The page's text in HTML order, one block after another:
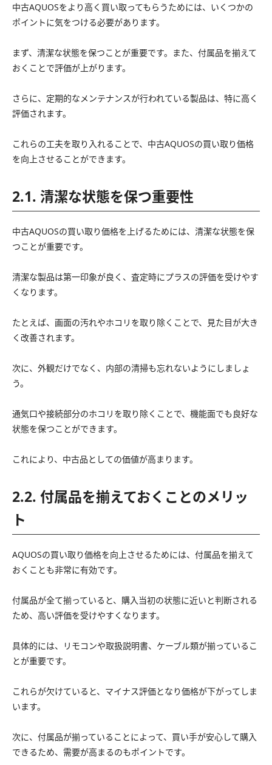
中古AQUOSをより高く買い取ってもらうためには、いくつかの
ポイントに気をつける必要があります。
まず、清潔な状態を保つことが重要です。また、付属品を揃えて
おくことで評価が上がります。
さらに、定期的なメンテナンスが行われている製品は、特に高く
評価されます。
これらの工夫を取り入れることで、中古AQUOSの買い取り価格
を向上させることができます。
2.1. 清潔な状態を保つ重要性
中古AQUOSの買い取り価格を上げるためには、清潔な状態を保
つことが重要です。
清潔な製品は第一印象が良く、査定時にプラスの評価を受けやす
くなります。
たとえば、画面の汚れやホコリを取り除くことで、見た目が大き
く改善されます。
次に、外観だけでなく、内部の清掃も忘れないようにしましょ
う。
通気口や接続部分のホコリを取り除くことで、機能面でも良好な
状態を保つことができます。
これにより、中古品としての価値が高まります。
2.2. 付属品を揃えておくことのメリッ
ト
AQUOSの買い取り価格を向上させるためには、付属品を揃えて
おくことも非常に有効です。
付属品が全て揃っていると、購入当初の状態に近いと判断される
ため、高い評価を受けやすくなります。
具体的には、リモコンや取扱説明書、ケーブル類が揃っているこ
とが重要です。
これらが欠けていると、マイナス評価となり価格が下がってしま
います。
次に、付属品が揃っていることによって、買い手が安心して購入
できるため、需要が高まるのもポイントです。